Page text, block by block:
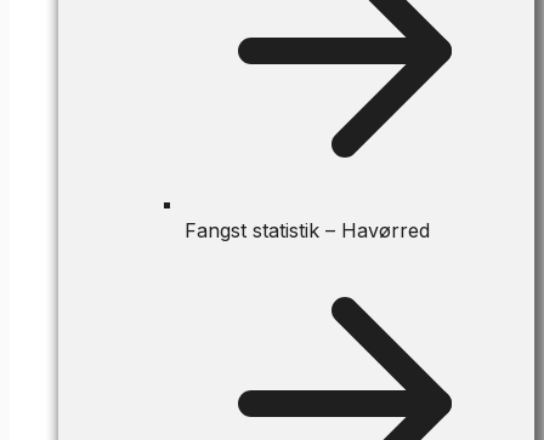
Fangst statistik – Havørred